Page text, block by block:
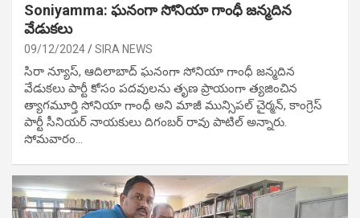
Soniyamma: ఘ‌నంగా సోనియా గాంధీ జ‌న్మ‌దిన
వేడుక‌లు
09/12/2024 SIRA NEWS
సిరా న్యూస్, ఆదిలాబాద్ ఘ‌నంగా సోనియా గాంధీ జ‌న్మ‌దిన
వేడుక‌లు పార్టీ కోసం ప‌ద‌వుల‌ను తృణ ప్రాయంగా త్య‌జించిన
త్యాగమూర్తి సోనియా గాంధీ అని మాజీ మున్సిప‌ల్ చైర్మ‌న్, కాంగ్రెస్
పార్టీ సీనియ‌ర్ నాయ‌కులు దిగంబ‌ర్ రావు పాటిల్ అన్నారు.
సోమవారం…